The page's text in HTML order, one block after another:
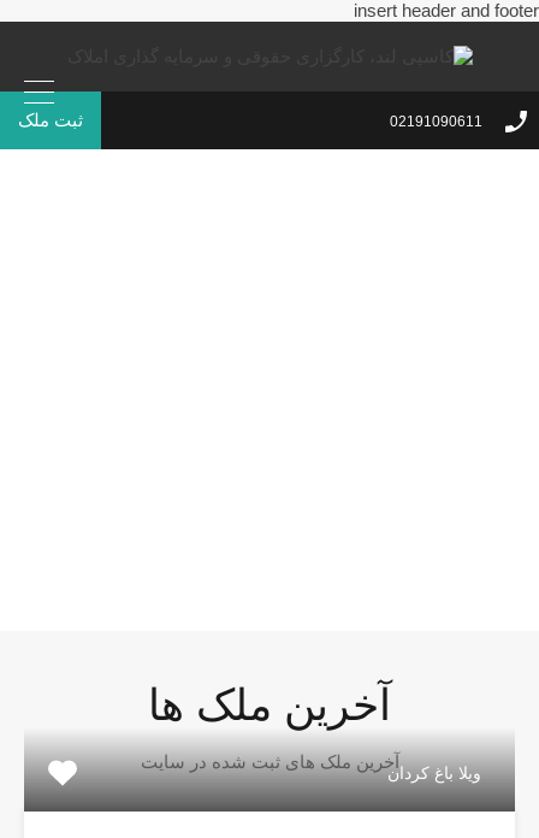
insert header and footer
02191090611 ثبت ملک
آخرین ملک ها
آخرین ملک های ثبت شده در سایت
ویلا باغ کردان